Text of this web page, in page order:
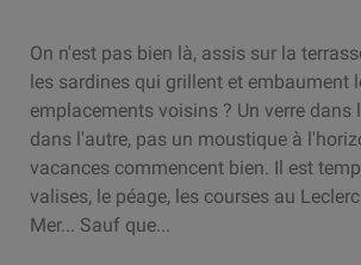
On n'est pas bien là, assis sur la
les sardines qui grillent et embaument
emplacements voisins ? Un verre dans
dans l'autre, pas un moustique à
vacances commencent bien. Il est
valises, le péage, les courses au
Mer... Sauf que...